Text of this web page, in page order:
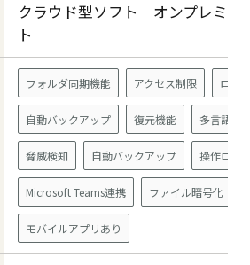
クラウド型ソフト オンプレミス
ト
フォルダ同期機能 アクセス制限 ログ
自動バックアップ 復元機能 多言語対
脅威検知 自動バックアップ 操作ログ
Microsoft Teams連携 ファイル暗号化
モバイルアプリあり